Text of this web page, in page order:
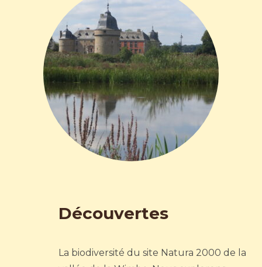
Découvertes
La biodiversité du site Natura 2000 de la